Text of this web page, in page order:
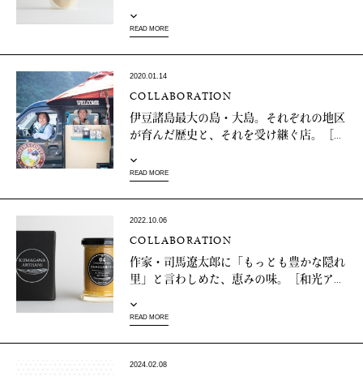
READ MORE
2020.01.14
COLLABORATION
伊豆諸島最大の島・大島。それぞれの地区
が育んだ歴史と、それを受け継ぐ店。［...
READ MORE
2022.10.06
COLLABORATION
作家・司馬遼太郎に「もっとも豊かな隠れ
里」と言わしめた、恵みの味。［和光ア...
READ MORE
2024.02.08